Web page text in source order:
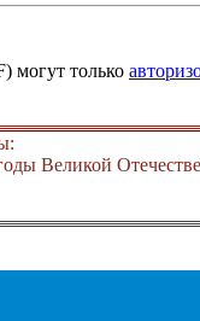
могут только
Великой